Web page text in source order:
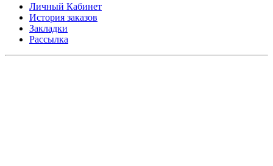
Личный Кабинет
История заказов
Закладки
Рассылка